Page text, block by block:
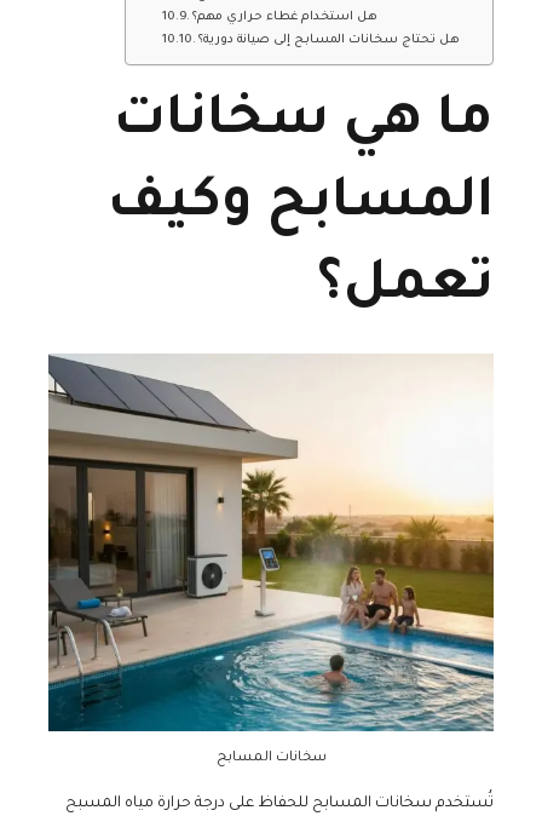
هل استخدام غطاء حراري مهم؟
هل تحتاج سخانات المسابح إلى صيانة دورية؟
ما هي سخانات
المسابح وكيف
تعمل؟
سخانات المسابح
تُستخدم سخانات المسابح للحفاظ على درجة حرارة مياه المسبح